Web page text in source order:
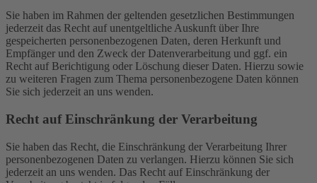
Sie haben im Rahmen der geltenden gesetzlichen Bestimmungen
jederzeit das Recht auf unentgeltliche Auskunft über Ihre
gespeicherten personenbezogenen Daten, deren Herkunft und
Empfänger und den Zweck der Datenverarbeitung und ggf. ein
Recht auf Berichtigung oder Löschung dieser Daten. Hierzu sowie
zu weiteren Fragen zum Thema personenbezogene Daten können
Sie sich jederzeit an uns wenden.
Recht auf Einschränkung der Verarbeitung
Sie haben das Recht, die Einschränkung der Verarbeitung Ihrer
personenbezogenen Daten zu verlangen. Hierzu können Sie sich
jederzeit an uns wenden. Das Recht auf Einschränkung der